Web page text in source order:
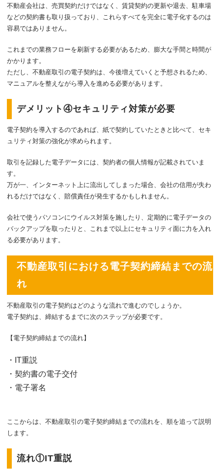
不動産会社は、売買契約だけではなく、賃貸契約の更新や退去、駐車場
などの契約書も取り扱っており、これらすべてを完全に電子化するのは
容易ではありません。
これまでの業務フローを刷新する必要があるため、膨大な手間と時間が
かかります。
ただし、不動産取引の電子契約は、今後増えていくと予想されるため、
マニュアルを整えながら導入を進める必要があります。
デメリット④セキュリティ対策が必要
電子契約を導入するのであれば、紙で契約していたときと比べて、セキ
ュリティ対策の強化が求められます。
取引を記録した電子データには、契約者の個人情報が記載されていま
す。
万が一、インターネット上に流出してしまった場合、会社の信用が失わ
れるだけではなく、賠償責任が発生するかもしれません。
会社で使うパソコンにウイルス対策を施したり、定期的に電子データの
バックアップを取ったりと、これまで以上にセキュリティ面に力を入れ
る必要があります。
不動産取引における電子契約締結までの流
れ
不動産取引の電子契約はどのような流れで進むのでしょうか。
電子契約は、締結するまでに次のステップが必要です。
【電子契約締結までの流れ】
・IT重説
・契約書の電子交付
・電子署名
ここからは、不動産取引の電子契約締結までの流れを、順を追って説明
します。
流れ①IT重説